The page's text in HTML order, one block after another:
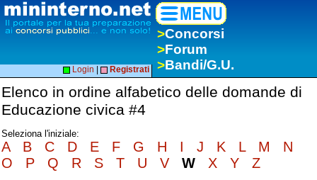
>Concorsi
>Forum
>Bandi/G.U.
Login Registrati
Elenco in ordine alfabetico delle domande di
Educazione civica #4
Seleziona l'iniziale:
A B C D E F G H I J K L M
N
O
P Q R S T U V W X Y Z